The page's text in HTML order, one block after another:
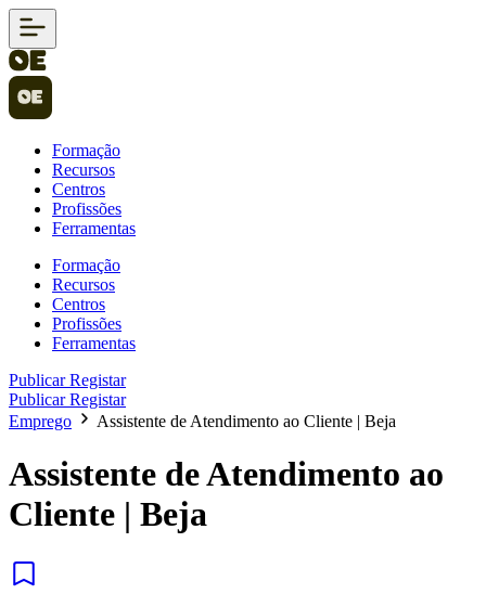
Formação
Recursos
Centros
Profissões
Ferramentas
Formação
Recursos
Centros
Profissões
Ferramentas
PublicarRegistar
PublicarRegistar
Emprego
Assistente de Atendimento ao Cliente | Beja
Assistente de Atendimento ao
Cliente | Beja